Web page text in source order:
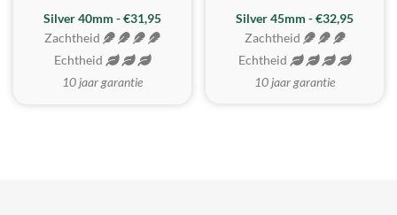
Silver 40mm - €31,95
Zachtheid
Echtheid
10 jaar garantie
MEEST GEKOZEN
Silver 45mm - €32,95
Zachtheid
Echtheid
10 jaar garantie